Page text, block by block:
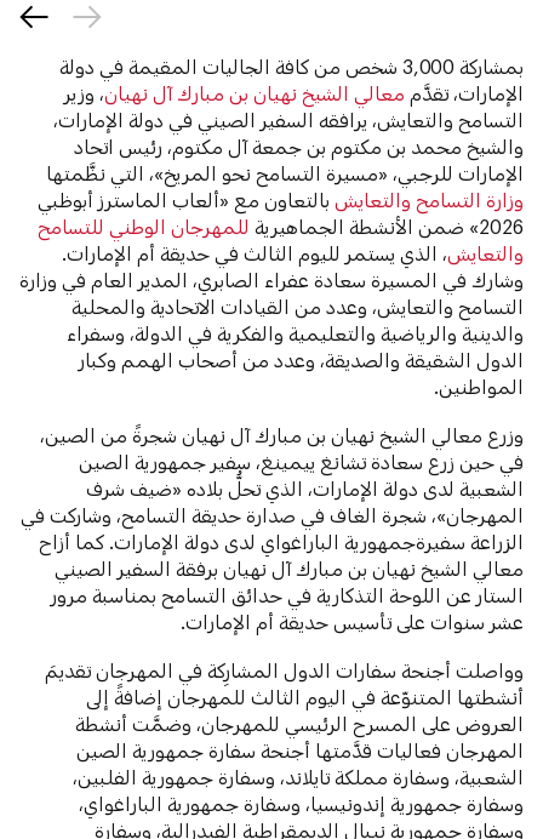
بمشاركة 3,000 شخص من كافة الجاليات المقيمة في دولة
الإمارات، تقدَّم معالي الشيخ نهيان بن مبارك آل نهيان، وزير
التسامح والتعايش، يرافقه السفير الصيني في دولة الإمارات،
والشيخ محمد بن مكتوم بن جمعة آل مكتوم، رئيس اتحاد
الإمارات للرجبي، «مسيرة التسامح نحو المريخ»، التي نظَّمتها
وزارة التسامح والتعايش بالتعاون مع «ألعاب الماسترز أبوظبي
2026» ضمن الأنشطة الجماهيرية
للمهرجان الوطني للتسامح
والتعايش، الذي يستمر لليوم الثالث في حديقة أم الإمارات.
وشارك في المسيرة سعادة عفراء الصابري، المدير العام في وزارة
التسامح والتعايش، وعدد من القيادات الاتحادية والمحلية
والدينية والرياضية والتعليمية والفكرية في الدولة، وسفراء
الدول الشقيقة والصديقة، وعدد من أصحاب الهمم وكبار
المواطنين.
وزرع معالي الشيخ نهيان بن مبارك آل نهيان شجرةً من الصين،
في حين زرع سعادة تشانغ ييمينغ، سفير جمهورية الصين
الشعبية لدى دولة الإمارات، الذي تحلُّ بلاده «ضيف شرف
المهرجان»، شجرة الغاف في صدارة حديقة التسامح، وشاركت في
الزراعة سفيرةجمهورية الباراغواي لدى دولة الإمارات. كما أزاح
معالي الشيخ نهيان بن مبارك آل نهيان برفقة السفير الصيني
الستار عن اللوحة التذكارية في حدائق التسامح بمناسبة مرور
عشر سنوات على تأسيس حديقة أم الإمارات.
وواصلت أجنحة سفارات الدول المشارِكة في المهرجان تقديمَ
أنشطتها المتنوّعة في اليوم الثالث للمهرجان إضافةً إلى
العروض على المسرح الرئيسي للمهرجان، وضمَّت أنشطة
المهرجان فعاليات قدَّمتها أجنحة سفارة جمهورية الصين
الشعبية، وسفارة مملكة تايلاند، وسفارة جمهورية الفلبين،
وسفارة جمهورية إندونيسيا، وسفارة جمهورية الباراغواي،
وسفارة جمهورية نيبال الديمقراطية الفيدرالية، وسفارة